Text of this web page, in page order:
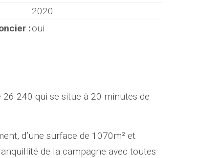
2020
:oui
240 qui se situe à 20 minutes de
d’une surface de 1070m² et
de la campagne avec toutes